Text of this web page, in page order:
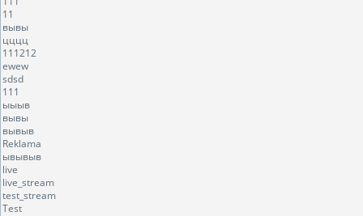
11
вывы
цццц
111212
ewew
sdsd
111
ыыыв
вывы
вывыв
Reklama
ывывыв
live
live_stream
test_stream
Test